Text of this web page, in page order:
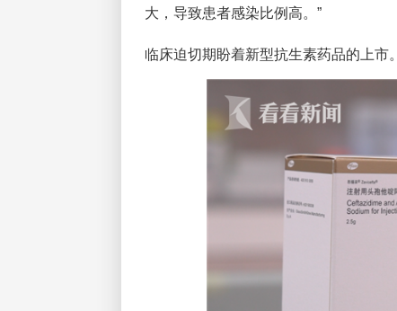
大，导致患者感染比例高。”
临床迫切期盼着新型抗生素药品的上市。